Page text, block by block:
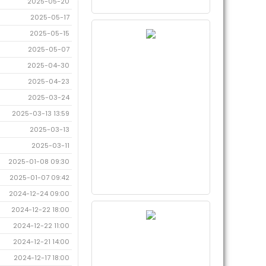
2025-05-17
2025-05-15
2025-05-07
2025-04-30
2025-04-23
2025-03-24
2025-03-13 13:59
2025-03-13
2025-03-11
2025-01-08 09:30
2025-01-07 09:42
2024-12-24 09:00
2024-12-22 18:00
2024-12-22 11:00
2024-12-21 14:00
2024-12-17 18:00